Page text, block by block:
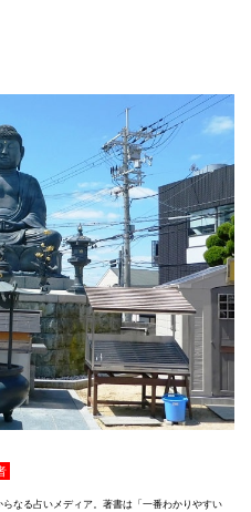
なる占いメディア。著書は「一番わかりやすい